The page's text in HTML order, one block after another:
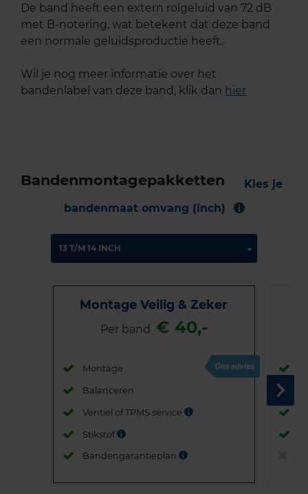
De band heeft een extern rolgeluid van 72 dB
met B-notering, wat betekent dat deze band
een normale geluidsproductie heeft.
Wil je nog meer informatie over het
bandenlabel van deze band, klik dan hier
Bandenmontagepakketten
Kies je
bandenmaat omvang (inch)
Montage Veilig & Zeker
Per band € 40,-
Montage
Balanceren
Ventiel of TPMS service
Stikstof
Bandengarantieplan